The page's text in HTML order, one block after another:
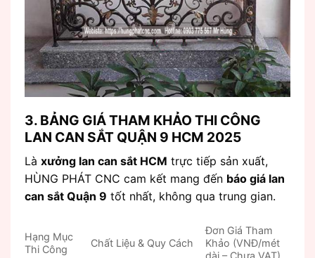
3. BẢNG GIÁ THAM KHẢO THI CÔNG
LAN CAN SẮT QUẬN 9 HCM 2025
Là xưởng lan can sắt HCM trực tiếp sản xuất,
HÙNG PHÁT CNC cam kết mang đến báo giá lan
can sắt Quận 9 tốt nhất, không qua trung gian.
Hạng Mục
Thi Công
Chất Liệu & Quy Cách
Đơn Giá Tham
Khảo (VNĐ/mét